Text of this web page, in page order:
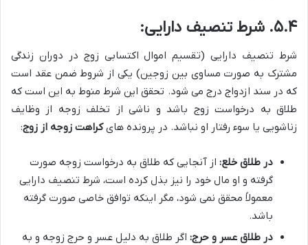
۵.۴. شرط تنصیف دارایی:
شرط تنصیف دارایی (تقسیم اموال اکتسابی زوج در دوران زندگی
مشترک به صورت مساوی بین زوجین) یکی از شروط ضمن عقد است
که در سند ازدواج درج می شود. تحقق این شرط منوط به این است که
طلاق به درخواست زوج باشد و ناشی از تخلف زوجه از وظایف
زناشویی یا سوء رفتار او نباشد. در پرونده هایکراهت زوجه از زوج:
در طلاق خلع: از آنجایی که طلاق به درخواست زوجه صورت
گرفته و او مال خود را نیز بذل کرده است، شرط تنصیف دارایی
معمولاً محقق نمی شود، مگر اینکه توافق خاصی صورت گرفته
باشد.
در طلاق عسر و حرج: اگر طلاق به دلیل عسر و حرج زوجه و به